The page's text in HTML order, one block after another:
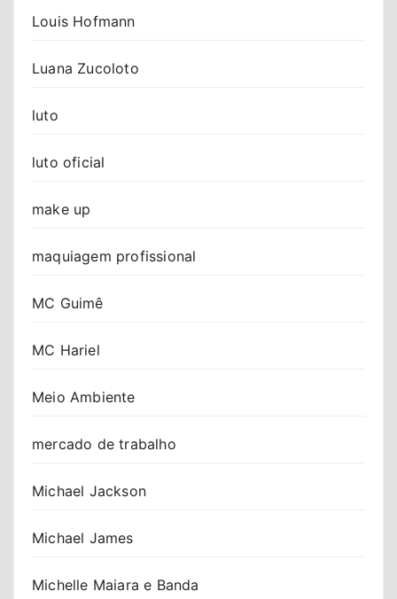
Louis Hofmann
Luana Zucoloto
luto
luto oficial
make up
maquiagem profissional
MC Guimê
MC Hariel
Meio Ambiente
mercado de trabalho
Michael Jackson
Michael James
Michelle Maiara e Banda